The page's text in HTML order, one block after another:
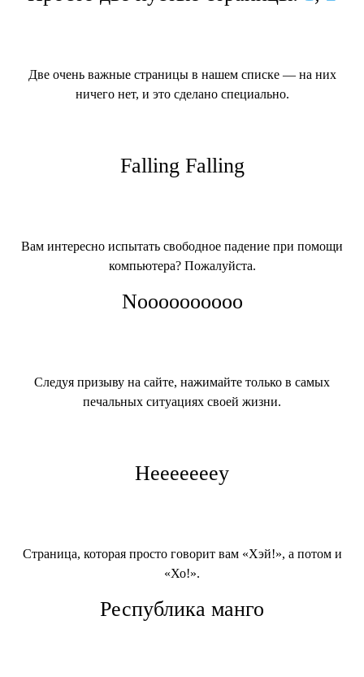
Две очень важные страницы в нашем списке — на них
ничего нет, и это сделано специально.
Falling Falling
Вам интересно испытать свободное падение при помощи
компьютера? Пожалуйста.
Noooooooooo
Следуя призыву на сайте, нажимайте только в самых
печальных ситуациях своей жизни.
Heeeeeeey
Страница, которая просто говорит вам «Хэй!», а потом и
«Хо!».
Республика манго